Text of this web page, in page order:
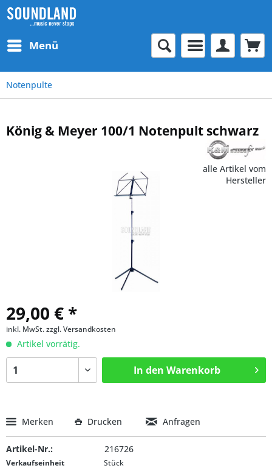
Menü
Notenpulte
König & Meyer 100/1 Notenpult schwarz
alle Artikel vom
Hersteller
29,00 € *
inkl. MwSt.zzgl. Versandkosten
Artikel vorrätig.
In den Warenkorb
Merken Drucken Anfragen
Artikel-Nr.: 216726
Verkaufseinheit Stück